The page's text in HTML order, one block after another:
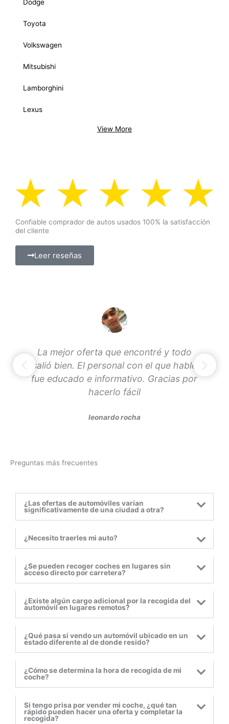
Dodge
Toyota
Volkswagen
Mitsubishi
Lamborghini
Lexus
View More
Confiable comprador de autos usados 100% la satisfacción
del cliente
Leer reseñas
La mejor oferta que encontré y todo
salió bien. El personal con el que hablé
fue educado e informativo. Gracias por
hacerlo fácil
leonardo rocha
Preguntas más frecuentes
¿Las ofertas de automóviles varían
significativamente de una ciudad a otra?
¿Necesito traerles mi auto?
¿Se pueden recoger coches en lugares sin
acceso directo por carretera?
¿Existe algún cargo adicional por la recogida del
automóvil en lugares remotos?
¿Qué pasa si vendo un automóvil ubicado en un
estado diferente al de donde resido?
¿Cómo se determina la hora de recogida de mi
coche?
Si tengo prisa por vender mi coche, ¿qué tan
rápido pueden hacer una oferta y completar la
recogida?